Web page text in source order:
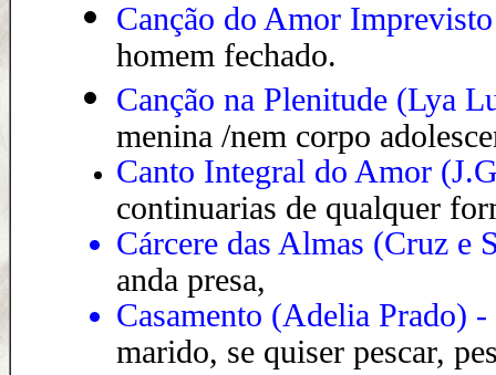
Canção do Amor
homem fechado.
Canção na Plenitude (Lya
menina /nem corpo
Canto Integral do Amor
continuarias de qualquer
Cárcere das Almas (Cruz e
anda presa,
Casamento (Adelia Prado) -
marido, se quiser pescar,